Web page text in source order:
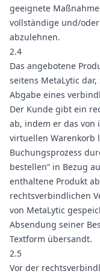
geeignete
vollständige und/
abzulehnen.
2.4
Das angebotene
seitens MetaLytic
Abgabe eines
Der Kunde gibt ein
ab, indem er das von
virtuellen Warenkorb
Buchungsprozess
bestellen“ in Bezug
enthaltene Produkt
rechtsverbindlichen
von MetaLytic
Absendung seiner
Textform übersandt.
2.5
Vor der